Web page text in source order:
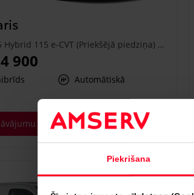
Piekrišana
Active Plus 1.5 Hybrid 115 e-CVT (Priekšējā piedziņa) (68 kW)
900
Automātiskā
Pievienot salīdzināšanai
Drīzumā